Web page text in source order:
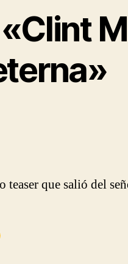
teaser que salió del